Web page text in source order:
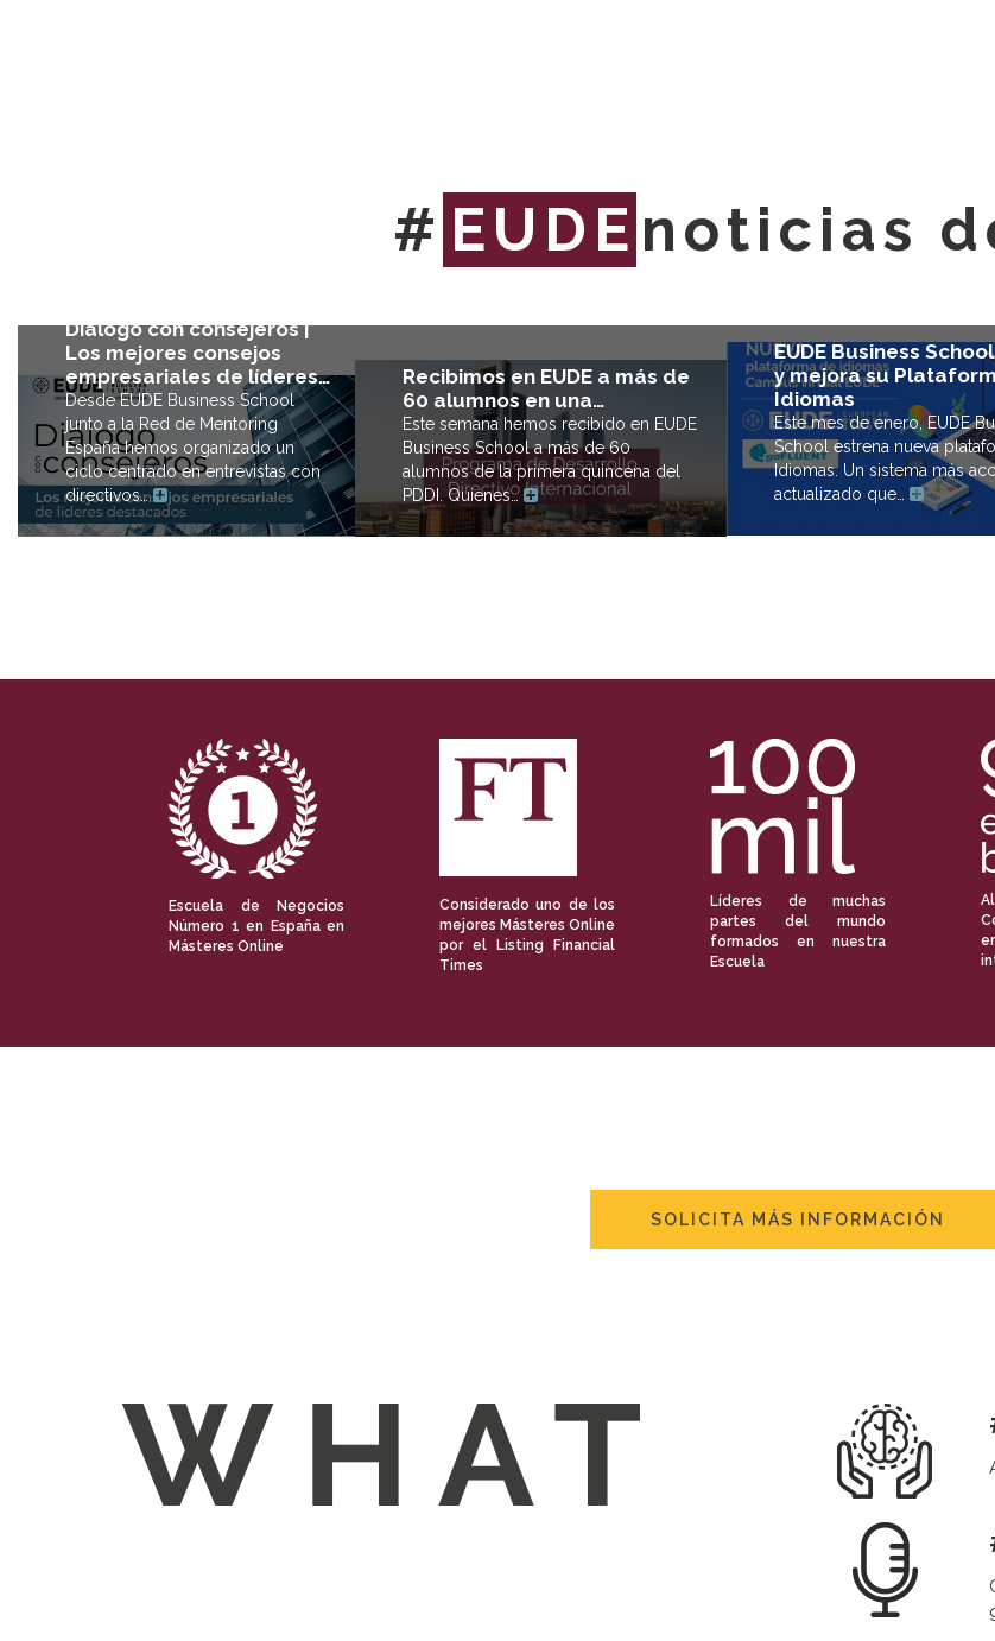
# EUDE noticias
Diálogo con consejeros |
Los mejores consejos
empresariales de líderes…
Desde EUDE Business School
junto a la Red de Mentoring
España hemos organizado un
ciclo centrado en entrevistas con
directivos…
Recibimos en EUDE a más de
60 alumnos en una…
Este semana hemos recibido en EUDE
Business School a más de 60
alumnos de la primera quincena del
PDDI. Quienes…
EUDE Business
y mejora su
Idiomas
Este mes de enero, EUDE
School estrena nueva
Idiomas. Un sistema más
actualizado que…
Escuela de Negocios
Número 1 en España en
Másteres Online
Considerado uno de los
mejores Másteres Online
por el Listing Financial
Times
Líderes de muchas
partes del mundo
formados en nuestra
Escuela
SOLICITA MÁS INFORMACIÓN